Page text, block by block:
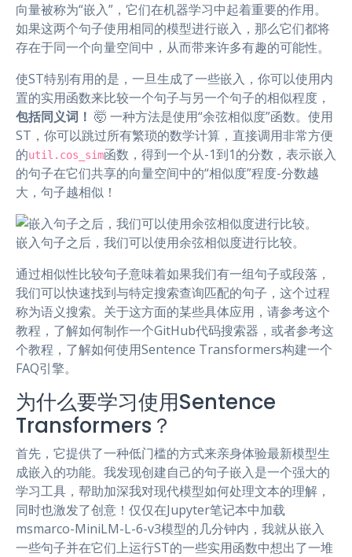
向量被称为“嵌入”，它们在机器学习中起着重要的作用。
如果这两个句子使用相同的模型进行嵌入，那么它们都将
存在于同一个向量空间中，从而带来许多有趣的可能性。
使ST特别有用的是，一旦生成了一些嵌入，你可以使用内
置的实用函数来比较一个句子与另一个句子的相似程度，
包括同义词！ 🤯 一种方法是使用“余弦相似度”函数。使用
ST，你可以跳过所有繁琐的数学计算，直接调用非常方便
的util.cos_sim函数，得到一个从-1到1的分数，表示嵌入
的句子在它们共享的向量空间中的“相似度”程度-分数越
大，句子越相似！
嵌入句子之后，我们可以使用余弦相似度进行比较。
通过相似性比较句子意味着如果我们有一组句子或段落，
我们可以快速找到与特定搜索查询匹配的句子，这个过程
称为语义搜索。关于这方面的某些具体应用，请参考这个
教程，了解如何制作一个GitHub代码搜索器，或者参考这
个教程，了解如何使用Sentence Transformers构建一个
FAQ引擎。
为什么要学习使用Sentence
Transformers？
首先，它提供了一种低门槛的方式来亲身体验最新模型生
成嵌入的功能。我发现创建自己的句子嵌入是一个强大的
学习工具，帮助加深我对现代模型如何处理文本的理解，
同时也激发了创意！仅仅在Jupyter笔记本中加载
msmarco-MiniLM-L-6-v3模型的几分钟内，我就从嵌入
一些句子并在它们上运行ST的一些实用函数中想出了一堆